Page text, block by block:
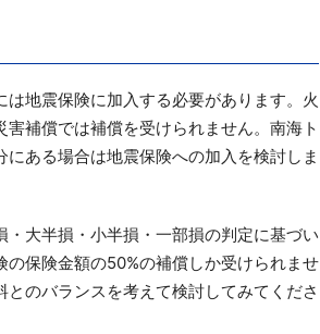
地震保険に加入する必要があります。火
補償では補償を受けられません。南海ト
ある場合は地震保険への加入を検討しま
大半損・小半損・一部損の判定に基づい
保険金額の50%の補償しか受けられませ
のバランスを考えて検討してみてくださ